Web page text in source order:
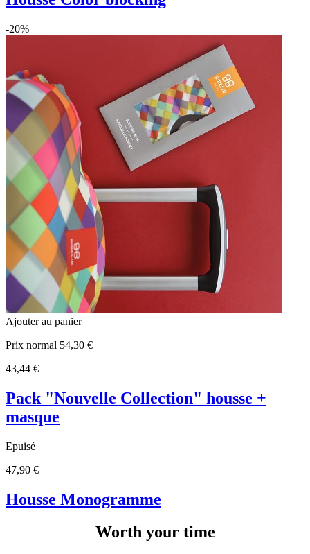
-20%
Ajouter au panier
Prix normal 54,30 €
43,44 €
Pack "Nouvelle Collection" housse +
masque
Epuisé
47,90 €
Housse Monogramme
Worth your time